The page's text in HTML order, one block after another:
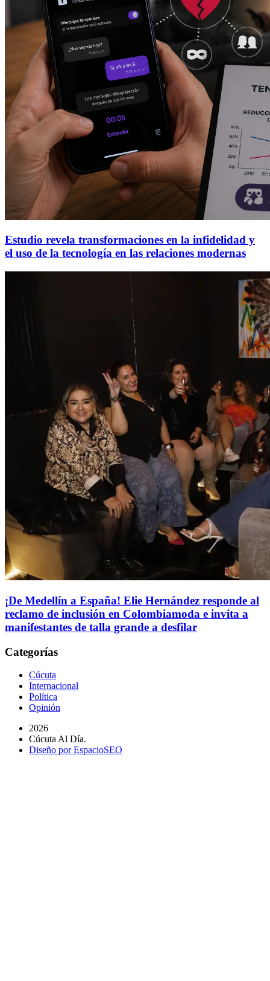
Estudio revela transformaciones en la infidelidad y
el uso de la tecnología en las relaciones modernas
¡De Medellín a España! Elie Hernández responde al
reclamo de inclusión en Colombiamoda e invita a
manifestantes de talla grande a desfilar
Categorías
Cúcuta
Internacional
Política
Opinión
2026
Cúcuta Al Día.
Diseño por EspacioSEO